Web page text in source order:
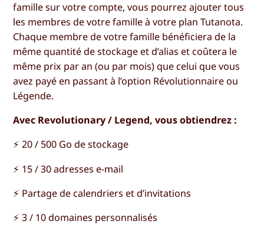
famille sur votre compte, vous pourrez ajouter tous
les membres de votre famille à votre plan Tutanota.
Chaque membre de votre famille bénéficiera de la
même quantité de stockage et d’alias et coûtera le
même prix par an (ou par mois) que celui que vous
avez payé en passant à l’option Révolutionnaire ou
Légende.
Avec Revolutionary / Legend, vous obtiendrez :
⚡️ 20 / 500 Go de stockage
⚡️ 15 / 30 adresses e-mail
⚡️ Partage de calendriers et d’invitations
⚡️ 3 / 10 domaines personnalisés